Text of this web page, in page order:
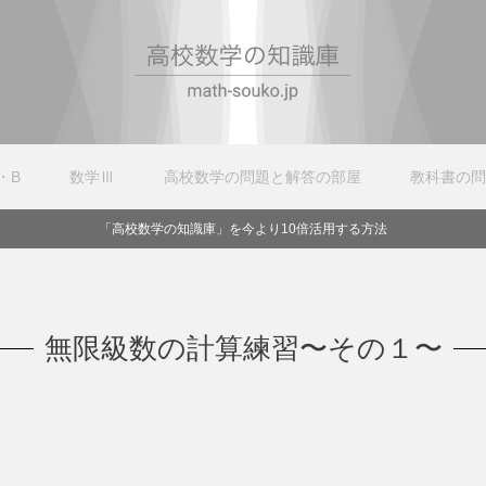
B 数学Ⅲ 高校数学の問題と解答の部屋 教科書の
「高校数学の知識庫」を今より10倍活用する方法
無限級数の計算練習〜その１〜